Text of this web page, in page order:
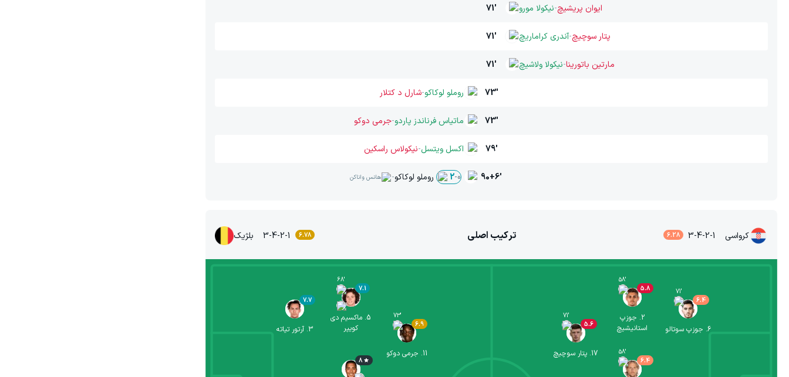
71' نیکولا مورو-ایوان پریشیچ
71' آندری کراماریچ-پتار سوچیچ
71' نیکولا ولاشیچ-مارتین باتورینا
73' روملو لوکاکو-شارل د کتلار
73' ماتیاس فرناندز پاردو-جرمی دوکو
79' اکسل ویتسل-نیکولاس راسکین
90+6'
0
-
2 روملو لوکاکو- هانس واناکن
ترکیب اصلی کرواسی 3-4-2-1
6.28
6.78
3-4-2-1 بلژیک
6
. جوزپ سوتالو
6.4
71'
6.4
58'
2
. جوزپ
استانیشیچ
5.8
58'
17
. پتار سوچیچ
5.6
71'
3
.آرتور تیاته
7.7
8
5
. ماکسیم دی
کویپر
7.1
68'
11
. جرمی دوکو
6.9
73'